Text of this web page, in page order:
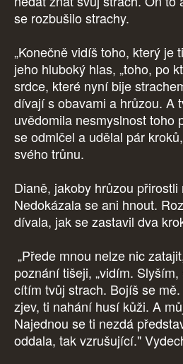
se rozbušilo strachy.
„Konečně vidíš toho, který je
jeho hluboký hlas, „toho, po
srdce, které nyní bije
dívají s obavami a hrůzou. A
uvědomila nesmyslnost toho
se odmlčel a udělal pár
svého trůnu.
Dianě, jakoby hrůzou přirostli
Nedokázala se ani hnout.
dívala, jak se zastavil dva
„Přede mnou nelze nic
poznání tišeji, „vidím.
cítím tvůj strach. Bojíš se
zjev, ti nahání husí kůži. A
Najednou se ti nezdá
oddala, tak vzrušující."